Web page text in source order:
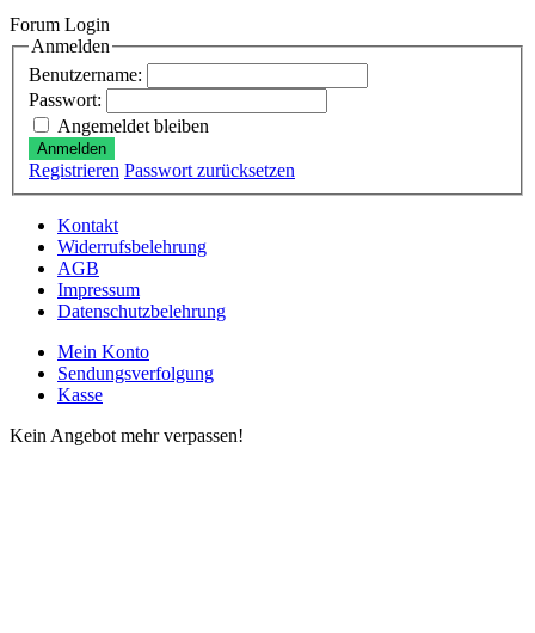
Forum Login
Anmelden
Benutzername:
Passwort:
Angemeldet bleiben
Anmelden
Registrieren Passwort zurücksetzen
Kontakt
Widerrufsbelehrung
AGB
Impressum
Datenschutzbelehrung
Mein Konto
Sendungsverfolgung
Kasse
Kein Angebot mehr verpassen!